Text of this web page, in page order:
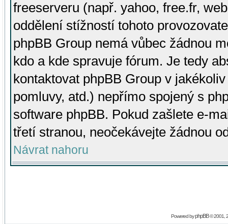
freeserveru (např. yahoo, free.fr,
oddělení stížností tohoto
phpBB Group nemá vůbec žádnou
kdo a kde spravuje fórum. Je tedy
kontaktovat phpBB Group v
pomluvy, atd.) nepřímo spojený s
software phpBB. Pokud zašlete e-
třetí stranou, neočekávejte žádnou
Návrat nahoru
Powered byphpBB© 2001,